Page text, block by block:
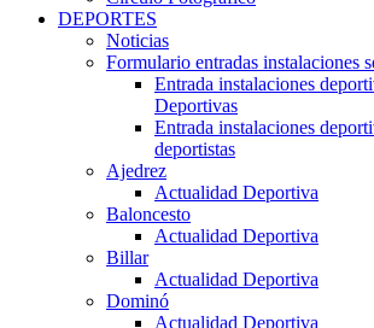
DEPORTES
Noticias
Formulario entradas instalaciones
Entrada instalaciones
Deportivas
Entrada instalaciones
deportistas
Ajedrez
Actualidad Deportiva
Baloncesto
Actualidad Deportiva
Billar
Actualidad Deportiva
Dominó
Actualidad Deportiva